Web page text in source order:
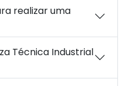
realizar uma
Técnica Industrial